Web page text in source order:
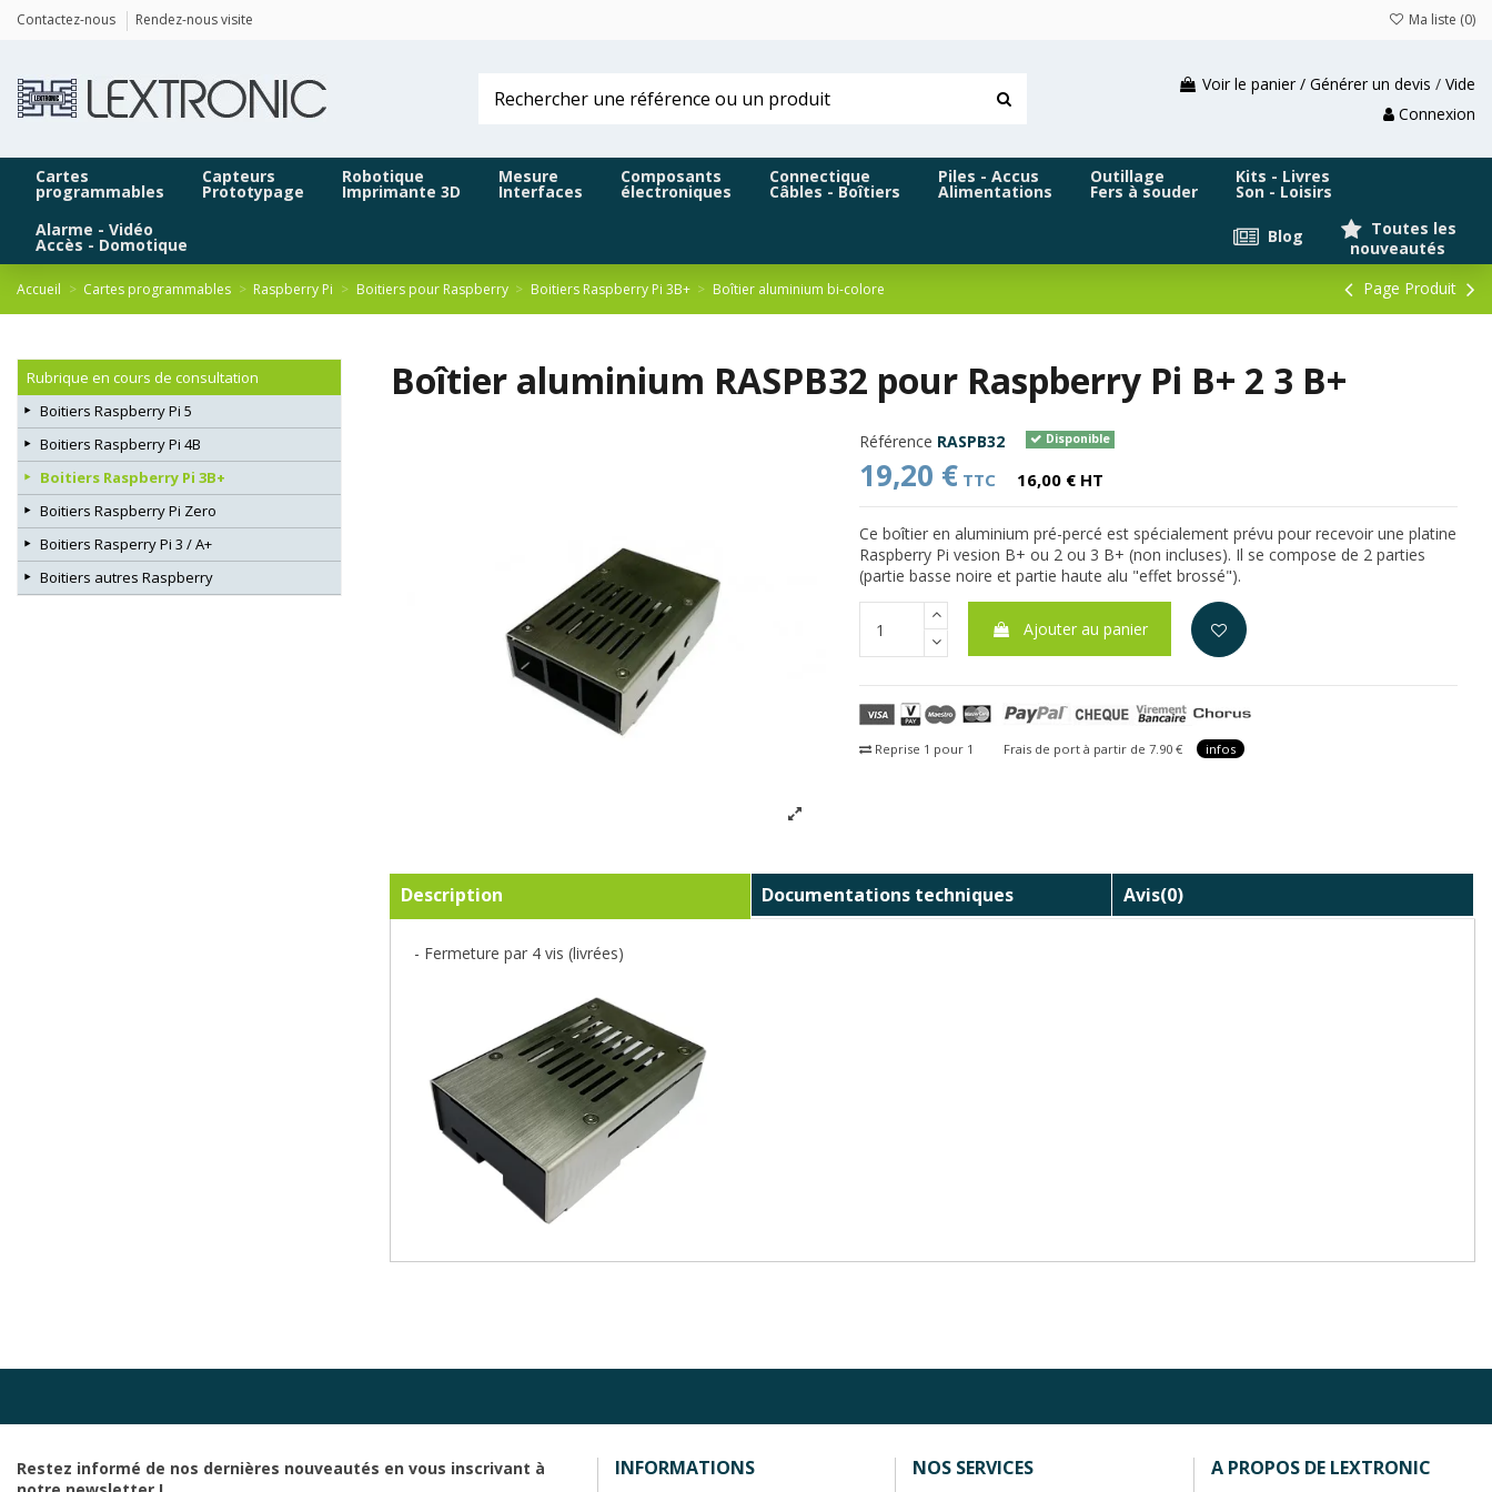
Contactez-nous Rendez-nous visite Ma liste (0)
Voir le panier / Générer un devis / Vide
Connexion
Cartes
programmables
Capteurs
Prototypage
Robotique
Imprimante 3D
Mesure
Interfaces
Composants
électroniques
Connectique
Câbles - Boîtiers
Piles - Accus
Alimentations
Outillage
Fers à souder
Kits - Livres
Son - Loisirs
Alarme - Vidéo
Accès - Domotique
Toutes les
nouveautés
Blog
Accueil Cartes programmables Raspberry Pi Boitiers pour Raspberry Boitiers Raspberry Pi 3B+ Boîtier aluminium bi-colore Page Produit
Boîtier aluminium RASPB32 pour Raspberry Pi B+ 2 3 B+
Référence RASPB32 Disponible
19,20 € TTC 16,00 € HT
Ce boîtier en aluminium pré-percé est spécialement prévu pour recevoir une platine
Raspberry Pi vesion B+ ou 2 ou 3 B+ (non incluses). Il se compose de 2 parties
(partie basse noire et partie haute alu "effet brossé").
Ajouter au panier
Reprise 1 pour 1 Frais de port à partir de 7.90 € infos
Description Documentations techniques Avis(0)
- Fermeture par 4 vis (livrées)
Rubrique en cours de consultation
Boitiers Raspberry Pi 5
Boitiers Raspberry Pi 4B
Boitiers Raspberry Pi 3B+
Boitiers Raspberry Pi Zero
Boitiers Rasperry Pi 3 / A+
Boitiers autres Raspberry
Restez informé de nos dernières nouveautés en vous inscrivant à
INFORMATIONS NOS SERVICES A PROPOS DE LEXTRONIC
Panneau de gestion des cookies